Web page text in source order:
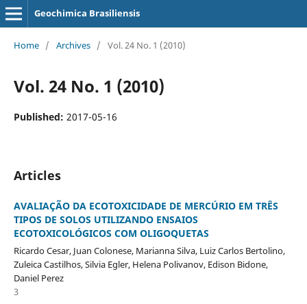
Geochimica Brasiliensis
Home / Archives / Vol. 24 No. 1 (2010)
Vol. 24 No. 1 (2010)
Published: 2017-05-16
Articles
AVALIAÇÃO DA ECOTOXICIDADE DE MERCÚRIO EM TRÊS
TIPOS DE SOLOS UTILIZANDO ENSAIOS
ECOTOXICOLÓGICOS COM OLIGOQUETAS
Ricardo Cesar, Juan Colonese, Marianna Silva, Luiz Carlos Bertolino,
Zuleica Castilhos, Silvia Egler, Helena Polivanov, Edison Bidone,
Daniel Perez
3